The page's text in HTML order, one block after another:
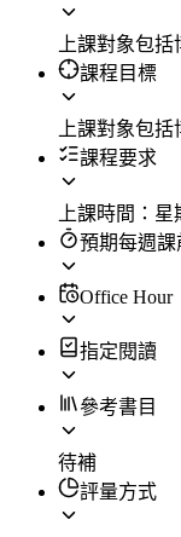
上課對象包
課程目標
上課對象包
課程要求
上課時間：星
預期每週
Office Hour
指定閱讀
參考書目
待補
評量方式